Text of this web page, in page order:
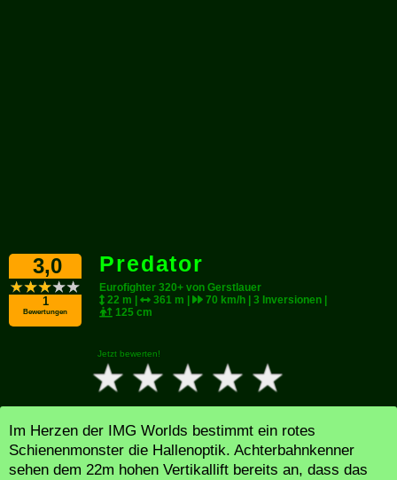
3,0
1
Bewertungen
Predator
Eurofighter 320+ von Gerstlauer
22 m |
361 m |
70 km/h | 3 Inversionen |
125 cm
Jetzt bewerten!
Im Herzen der IMG Worlds bestimmt ein rotes
Schienenmonster die Hallenoptik. Achterbahnkenner
sehen dem 22m hohen Vertikallift bereits an, dass das